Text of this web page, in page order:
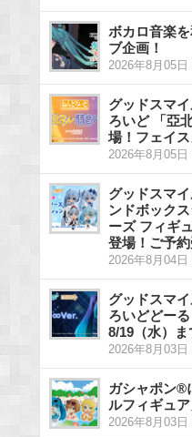
ボカロ音楽
ブ企画！
2026年8月05日
グッドスマ
ろいど 「亞
場！フェイ
2026年8月05日
グッドスマ
ンドボック
ーズ フィギ
登場！ご予約
2026年8月04日
グッドスマ
ろいどどー
8/19（水）ま
2026年8月03日
ガシャポン®
ルフィギュア
2026年8月03日